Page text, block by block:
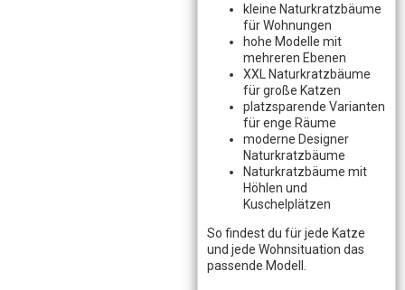
kleine Naturkratzbäume
für Wohnungen
hohe Modelle mit
mehreren Ebenen
XXL Naturkratzbäume
für große Katzen
platzsparende Varianten
für enge Räume
moderne Designer
Naturkratzbäume
Naturkratzbäume mit
Höhlen und
Kuschelplätzen
So findest du für jede Katze
und jede Wohnsituation das
passende Modell.